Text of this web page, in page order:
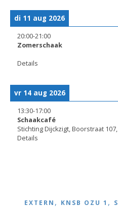
di 11 aug 2026
20:00-21:00
Zomerschaak
Details
vr 14 aug 2026
13:30-17:00
Schaakcafé
Stichting Dijckzigt, Boorstraat
Details
EXTERN , KNSB OZU 1 ,